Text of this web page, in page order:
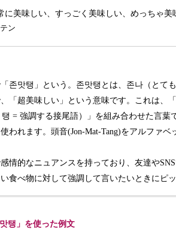
に美味しい、すっごく美味しい、めっちゃ美
ン
존맛탱」という。존맛탱とは、존나（とて
「超美味しい」という意味です。これは、
= 強調する接尾語）」を組み合わせた言葉
われます。頭音(Jon-Mat-Tang)をアルファベ
情的なニュアンスを持っており、友達や
食べ物に対して強調して言いたいときにピッ
탱」を使った例文